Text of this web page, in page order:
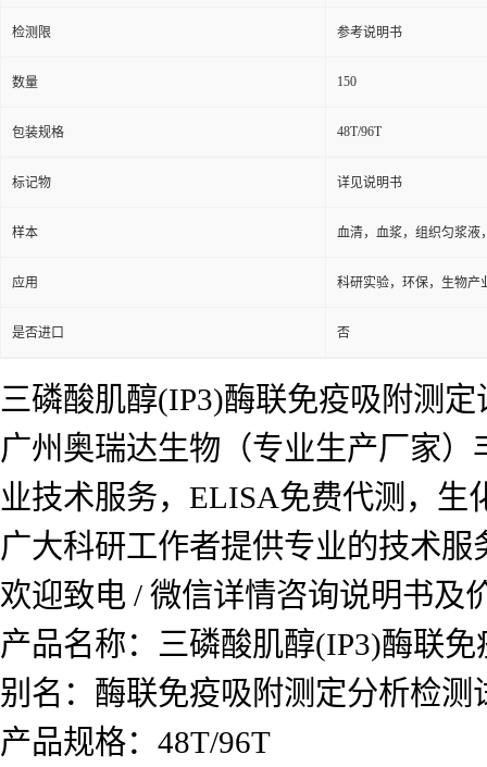
检测限 参考说明书
数量 150
包装规格 48T/96T
标记物 详见说明书
样本 血清，血浆，组织匀浆液
应用 科研实验，环保，生物产
是否进口 否
三磷酸肌醇(IP3)酶联免疫吸附测定
广州奥瑞达生物（专业生产厂家
业技术服务，ELISA免费代测，生
广大科研工作者提供专业的技术
欢迎致电 / 微信详情咨询说明书及
产品名称： 三磷酸肌醇(IP3)酶联
别名：酶联免疫吸附测定分析检测
产品规格：48T/96T